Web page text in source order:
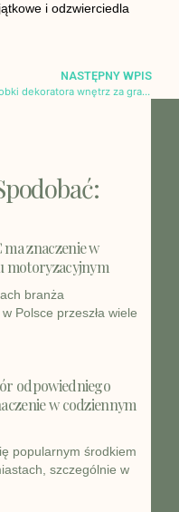
i odzwierciedla
NASTĘPNY WPIS
Zarobki dekoratora wnętrz za granicą – co warto wiedzieć?
ma znaczenie w
motoryzacyjnym
branża
Polsce przeszła wiele
odpowiedniego
w codziennym
popularnym środkiem
szczególnie w